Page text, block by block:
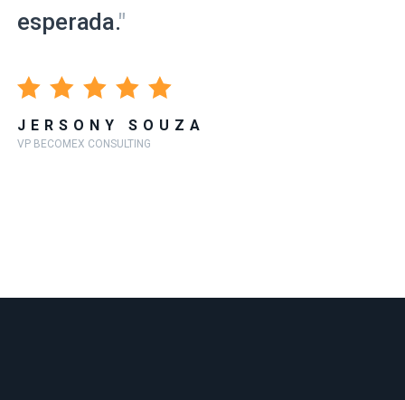
esperada."
JERSONY SOUZA
VP BECOMEX CONSULTING